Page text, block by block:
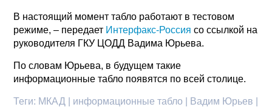
В настоящий момент табло работают в тестовом
режиме, – передает Интерфакс-Россиясо ссылкой на
руководителя ГКУ ЦОДД Вадима Юрьева.
По словам Юрьева, в будущем такие
информационные табло появятся по всей столице.
Теги: МКАД | информационные табло | Вадим Юрьев |